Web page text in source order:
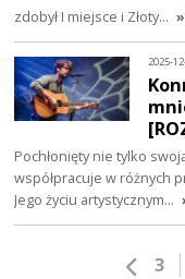
zdobył I miejsce i Złoty…
2025-
Pochłonięty nie tylko
współpracuje w różnych
Jego życiu artystycznym…
3